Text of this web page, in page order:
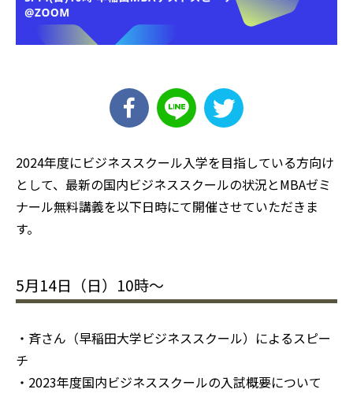
2024年度にビジネススクール入学を目指している方向け
として、最新の国内ビジネススクールの状況とMBAゼミ
ナール無料講義を以下日時にて開催させていただきま
す。
5月14日（日）10時〜
・斉さん（早稲田大学ビジネススクール）によるスピー
チ
・2023年度国内ビジネススクールの入試概要について